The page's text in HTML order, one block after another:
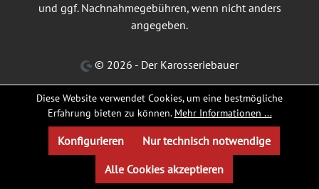
und ggf. Nachnahmegebühren, wenn nicht anders
angegeben.
© 2026 - Der Karosseriebauer
Diese Website verwendet Cookies, um eine bestmögliche
Erfahrung bieten zu können. Mehr Informationen ...
Nur technisch notwendige
Konfigurieren
Alle Cookies akzeptieren